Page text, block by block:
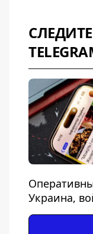
Украина,